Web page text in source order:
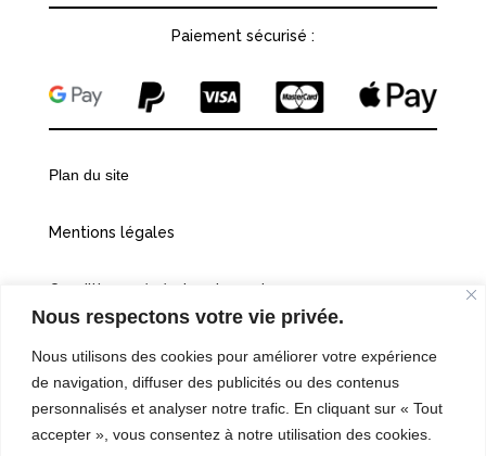
Nous respectons votre vie privée.
Nous utilisons des cookies pour améliorer votre expérience
de navigation, diffuser des publicités ou des contenus
personnalisés et analyser notre trafic. En cliquant sur « Tout
accepter », vous consentez à notre utilisation des cookies.
Paiement sécurisé :
Plan du site
Mentions légales
Conditions générales de vente
Politiques de confidentialité
Cookies